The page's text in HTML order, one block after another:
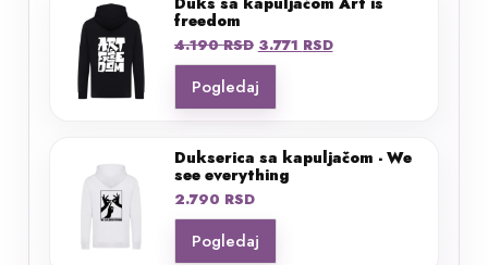
freedom
4.190RSD Originalna
cena
je
bila:
3.771 RSDTrenutna
Pogledaj
Dukserica sa kapuljačom - We
see everything
2.790 RSD
Pogledaj